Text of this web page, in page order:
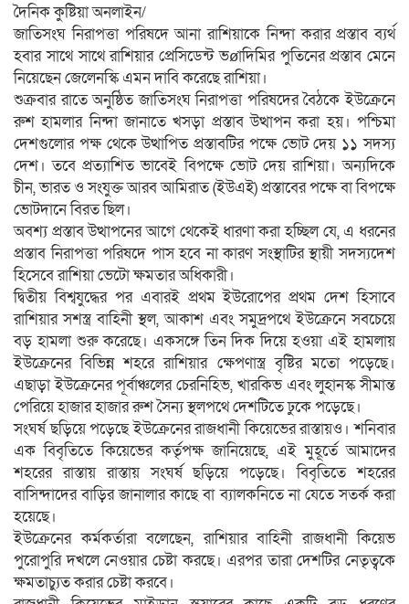
দৈনিক কুষ্টিয়া অনলাইন/
জাতিসংঘ নিরাপত্তা পরিষদে আনা রাশিয়াকে নিন্দা করার প্রস্তাব ব্যর্থ
হবার সাথে সাথে রাশিয়ার প্রেসিডেন্ট ভøাদিমির পুতিনের প্রস্তাব মেনে
নিয়েছেন জেলেনস্কি এমন দাবি করেছে রাশিয়া।
শুক্রবার রাতে অনুষ্ঠিত জাতিসংঘ নিরাপত্তা পরিষদের বৈঠকে ইউক্রেনে
রুশ হামলার নিন্দা জানাতে খসড়া প্রস্তাব উত্থাপন করা হয়। পশ্চিমা
দেশগুলোর পক্ষ থেকে উত্থাপিত প্রস্তাবটির পক্ষে ভোট দেয় ১১ সদস্য
দেশ। তবে প্রত্যাশিত ভাবেই বিপক্ষে ভোট দেয় রাশিয়া। অন্যদিকে
চীন, ভারত ও সংযুক্ত আরব আমিরাত (ইউএই) প্রস্তাবের পক্ষে বা বিপক্ষে
ভোটদানে বিরত ছিল।
অবশ্য প্রস্তাব উত্থাপনের আগে থেকেই ধারণা করা হচ্ছিল যে, এ ধরনের
প্রস্তাব নিরাপত্তা পরিষদে পাস হবে না কারণ সংস্থাটির স্থায়ী সদস্যদেশ
হিসেবে রাশিয়া ভেটো ক্ষমতার অধিকারী।
দ্বিতীয় বিশ্বযুদ্ধের পর এবারই প্রথম ইউরোপের প্রথম দেশ হিসাবে
রাশিয়ার সশস্ত্র বাহিনী স্থল, আকাশ এবং সমুদ্রপথে ইউক্রেনে সবচেয়ে
বড় হামলা শুরু করেছে। একসঙ্গে তিন দিক দিয়ে হওয়া এই হামলায়
ইউক্রেনের বিভিন্ন শহরে রাশিয়ার ক্ষেপণাস্ত্র বৃষ্টির মতো পড়েছে।
এছাড়া ইউক্রেনের পূর্বাঞ্চলের চেরনিহিভ, খারকিভ এবং লুহানস্ক সীমান্ত
পেরিয়ে হাজার হাজার রুশ সৈন্য স্থলপথে দেশটিতে ঢুকে পড়েছে।
সংঘর্ষ ছড়িয়ে পড়েছে ইউক্রেনের রাজধানী কিয়েভের রাস্তায়ও। শনিবার
এক বিবৃতিতে কিয়েভের কর্তৃপক্ষ জানিয়েছে, এই মুহূর্তে আমাদের
শহরের রাস্তায় রাস্তায় সংঘর্ষ ছড়িয়ে পড়েছে। বিবৃতিতে শহরের
বাসিন্দাদের বাড়ির জানালার কাছে বা ব্যালকনিতে না যেতে সতর্ক করা
হয়েছে।
ইউক্রেনের কর্মকর্তারা বলেছেন, রাশিয়ার বাহিনী রাজধানী কিয়েভ
পুরোপুরি দখলে নেওয়ার চেষ্টা করছে। এরপর তারা দেশটির নেতৃত্বকে
ক্ষমতাচ্যুত করার চেষ্টা করবে।